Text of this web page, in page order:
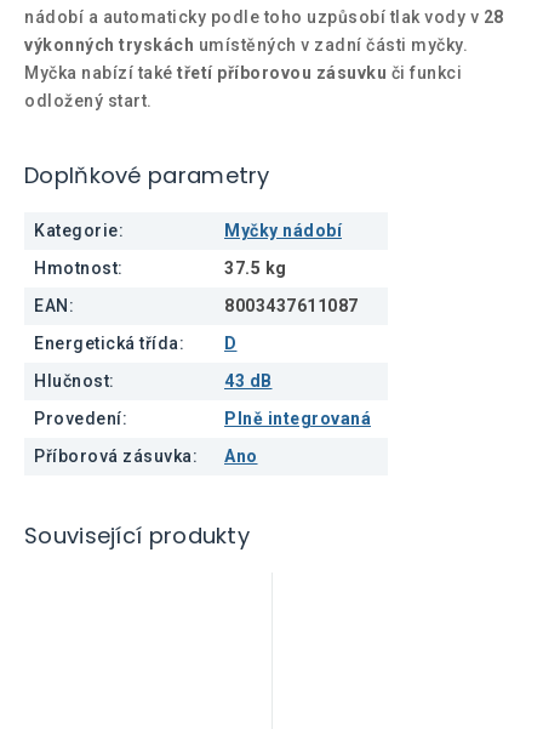
nádobí a automaticky podle toho uzpůsobí tlak vody v 28
výkonných tryskách umístěných v zadní části myčky.
Myčka nabízí také třetí příborovou zásuvku či funkci
odložený start.
Doplňkové parametry
Kategorie:
Myčky nádobí
Hmotnost:
37.5 kg
EAN:
8003437611087
Energetická třída:
D
Hlučnost:
43 dB
Provedení:
Plně integrovaná
Příborová zásuvka: Ano
Související produkty